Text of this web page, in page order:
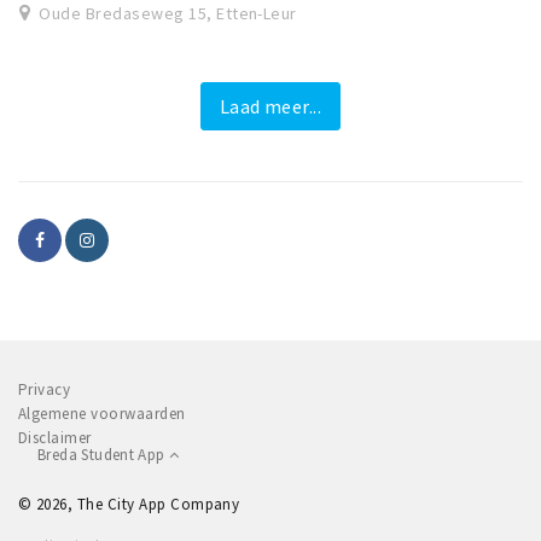
Oude Bredaseweg 15, Etten-Leur
Laad meer...
Privacy
Algemene voorwaarden
Disclaimer
Breda Student App
© 2026, The City App Company